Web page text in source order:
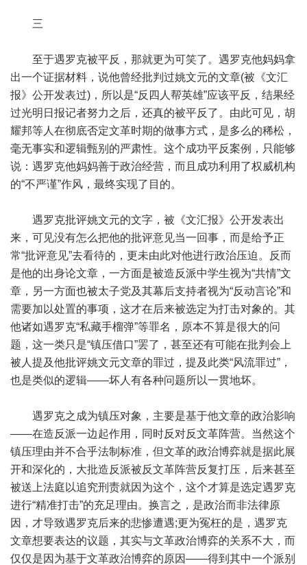
三
至于遇罗克被平反，那就更为可笑了。遇罗克他妈妈拿
出一个证据材料，说他曾经批判过姚文元的文章(被《文汇
报》公开发表过)，所以是“反四人帮英雄”应该平反，结果经
过光明日报记者努力之后，还真的被平反了。由此可见，胡
耀邦等人在彻底否定文革时期的做事方式，是多么的稀松，
毫无事实和逻辑甄别的严肃性。这个成功平反案例，只能够
说：遇罗克他妈妈善于政治经营，而且成功利用了权威机构
的“不严谨”作风，最终实现了目的。
遇罗克批评姚文元的文字，被《文汇报》公开发表出
来，可见没有怎么把他的批评意见当一回事，而是给予正
常“批评意见”去看待的，更未由此对他进行政治压迫。反而
是他的出身论文章，一方面是被造反派中学生视为“共情”文
章，另一方面也被太子党及其幕后支持者视为“反动言论”和
需要加以处置的事项，这才在后来被选定为打击对象的。其
他诸如遇罗克“私藏手榴弹”等罪名，原本不算是很大的问
题，这一类只是“镇压借口”罢了，甚至还有可能在批判会上
被人提及他批评姚文元文章的罪过，提及此类“风流罪过”，
也是类似的逻辑——坏人有各种问题所以一贯地坏。
遇罗克之成为镇压对象，主要是基于他文章的政治影响
——在造反派一边起作用，同时反对反文革阵营。当然这个
镇压理由并不合乎法制标准，但文革的政治博弈就是据此展
开和深化的，大批造反派被反文革阵营反复打压，后来甚至
被送上法庭以追究刑责就因为这个，这个才算是选定遇罗克
进行“精准打击”的充足理由。换言之，是政治而非法律原
因，才导致遇罗克后来的悲惨遭遇;更为冤枉的是，遇罗克
文章想要表达的议题，其实与文革政治博弈的关系不大，而
仅仅是因为基于文革政治博弈的原因——得到其中一个派别